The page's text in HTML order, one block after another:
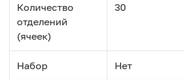
Количество
отделений
(ячеек)
30
Набор Нет